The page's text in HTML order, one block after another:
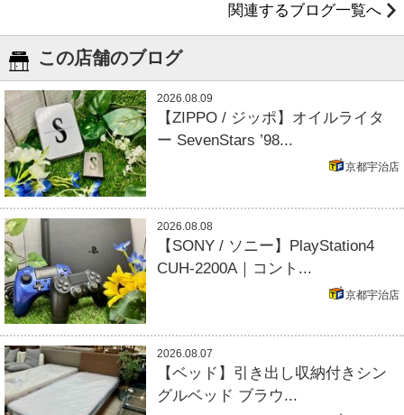
関連するブログ一覧へ
この店舗のブログ
2026.08.09
【ZIPPO / ジッポ】オイルライタ
ー SevenStars ’98...
京都宇治店
2026.08.08
【SONY / ソニー】PlayStation4
CUH-2200A｜コント...
京都宇治店
2026.08.07
【ベッド】引き出し収納付きシン
グルベッド ブラウ...